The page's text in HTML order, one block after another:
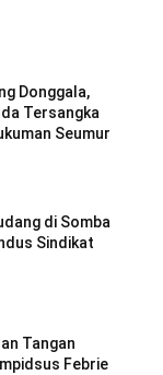
Donggala,
Tersangka
Seumur
di Somba
Sindikat
Tangan
Febrie